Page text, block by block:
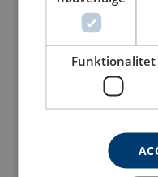
Materiale:
Mærkning:
Brugsanvisninger
POWERTEX klassisk allround faldsele
Funktionalitet